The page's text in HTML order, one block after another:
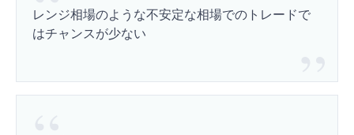
レンジ相場のような不安定な相場でのトレードで
はチャンスが少ない